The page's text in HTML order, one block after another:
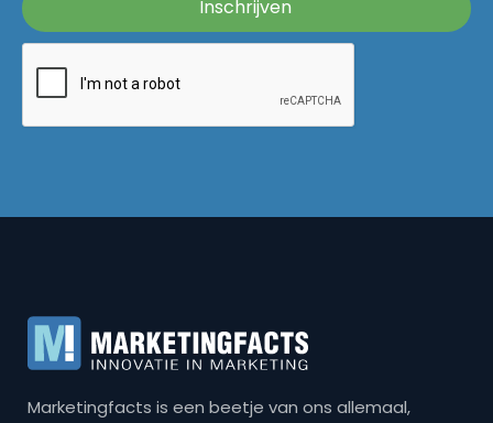
Marketingfacts is een beetje van ons allemaal,